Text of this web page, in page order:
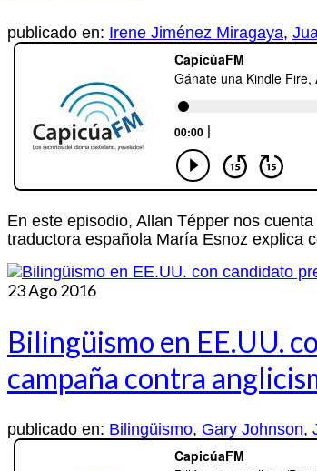
publicado en: Irene Jiménez Miragaya,
En este episodio, Allan Tépper nos
traductora española María Esnoz explica
23Ago 2016
Bilingüismo en EE.UU.
campaña contra
publicado en: Bilingüismo, Gary Johnson,